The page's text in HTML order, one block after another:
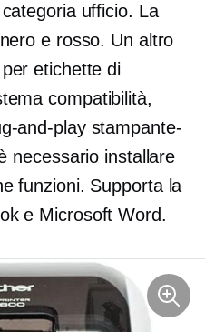
ufficio. La
e rosso. Un altro
etichette di
compatibilità,
and-play stampante-
necessario installare
funzioni. Supporta la
e Microsoft Word.